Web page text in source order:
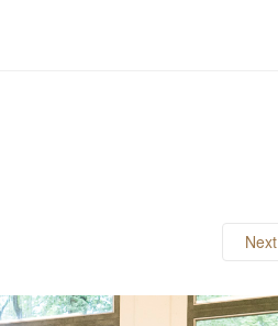
Next